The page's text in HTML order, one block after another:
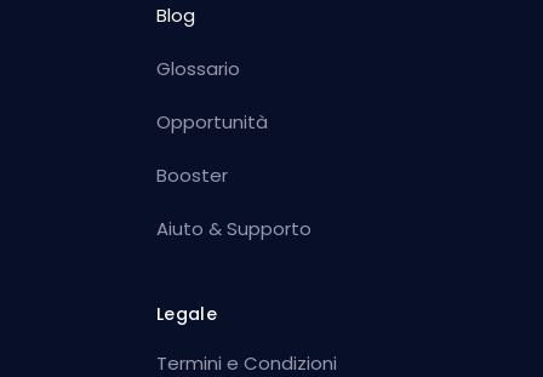
Blog
Glossario
Opportunità
Booster
Aiuto & Supporto
Legale
Termini e Condizioni